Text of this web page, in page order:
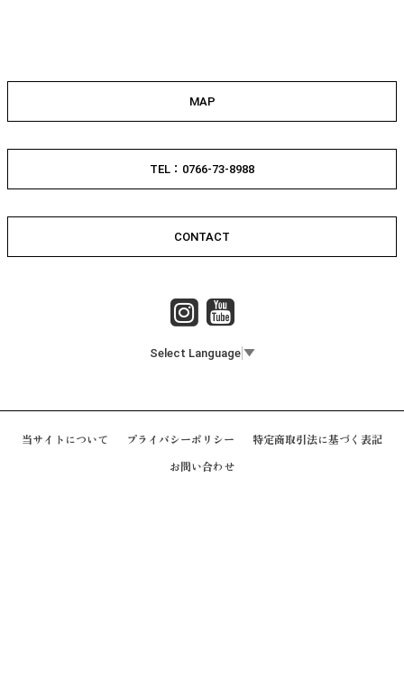
MAP
TEL：0766-73-8988
CONTACT
Select Language ▼
当サイトについて プライバシーポリシー 特定商取引法に基づく表記
お問い合わせ